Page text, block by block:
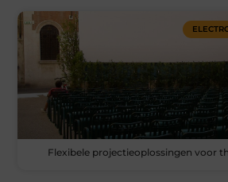
Flexibele projectieoplossingen voor